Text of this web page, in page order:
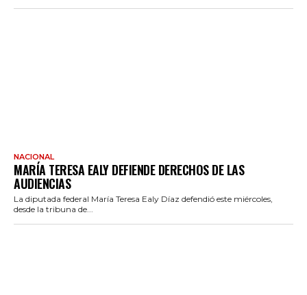
NACIONAL
MARÍA TERESA EALY DEFIENDE DERECHOS DE LAS
AUDIENCIAS
La diputada federal María Teresa Ealy Díaz defendió este miércoles,
desde la tribuna de...